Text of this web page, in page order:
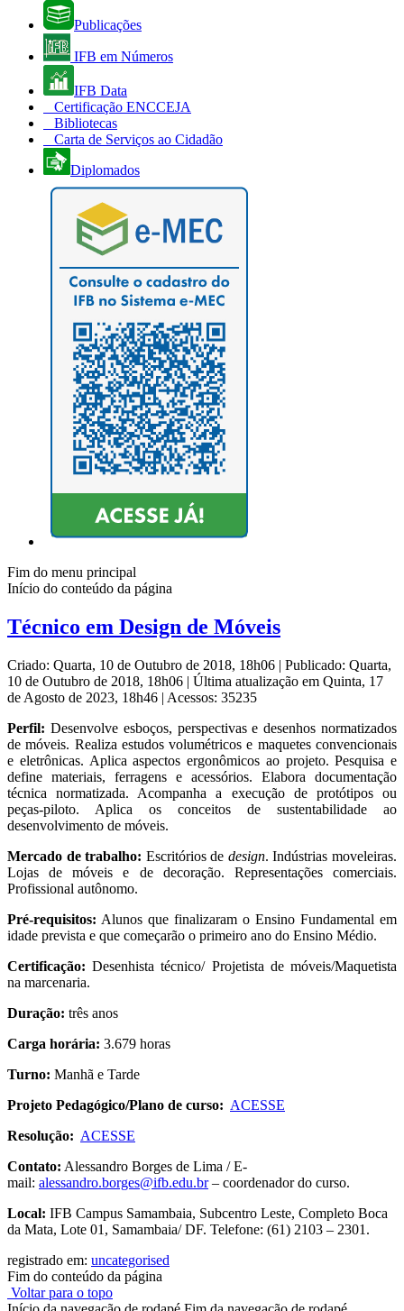
Publicações
IFB em Números
IFB Data
Certificação ENCCEJA
Bibliotecas
Carta de Serviços ao Cidadão
Diplomados
Fim do menu principal
Início do conteúdo da página
Técnico em Design de Móveis
Criado: Quarta, 10 de Outubro de 2018, 18h06 | Publicado: Quarta,
10 de Outubro de 2018, 18h06 | Última atualização em Quinta, 17
de Agosto de 2023, 18h46 | Acessos: 35235
Perfil: Desenvolve esboços, perspectivas e desenhos normatizados
de móveis. Realiza estudos volumétricos e maquetes convencionais
e eletrônicas. Aplica aspectos ergonômicos ao projeto. Pesquisa e
define materiais, ferragens e acessórios. Elabora documentação
técnica normatizada. Acompanha a execução de protótipos ou
peças-piloto. Aplica os conceitos de sustentabilidade ao
desenvolvimento de móveis.
Mercado de trabalho: Escritórios de design. Indústrias moveleiras.
Lojas de móveis e de decoração. Representações comerciais.
Profissional autônomo.
Pré-requisitos: Alunos que finalizaram o Ensino Fundamental em
idade prevista e que começarão o primeiro ano do Ensino Médio.
Certificação: Desenhista técnico/ Projetista de móveis/Maquetista
na marcenaria.
Duração: três anos
Carga horária: 3.679 horas
Turno: Manhã e Tarde
Projeto Pedagógico/Plano de curso: ACESSE
Resolução: ACESSE
Contato: Alessandro Borges de Lima / E-
mail: alessandro.borges@ifb.edu.br – coordenador do curso.
Local: IFB Campus Samambaia, Subcentro Leste, Completo Boca
da Mata, Lote 01, Samambaia/ DF. Telefone: (61) 2103 – 2301.
registrado em: uncategorised
Fim do conteúdo da página
Voltar para o topo